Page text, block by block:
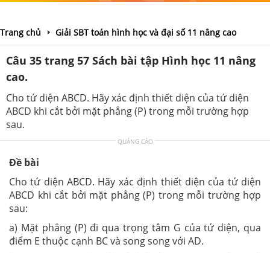
Trang chủ Giải SBT toán hình học và đại số 11 nâng cao
Câu 35 trang 57 Sách bài tập Hình học 11 nâng
cao.
Cho tứ diện ABCD. Hãy xác định thiết diện của tứ diện
ABCD khi cắt bởi mặt phẳng (P) trong mỗi trường hợp
sau.
QUẢNG CÁO
Đề bài
Cho tứ diện ABCD. Hãy xác định thiết diện của tứ diện
ABCD khi cắt bởi mặt phẳng (P) trong mỗi trường hợp
sau:
a) Mặt phẳng (P) đi qua trọng tâm G của tứ diện, qua
điểm E thuộc cạnh BC và song song với AD.